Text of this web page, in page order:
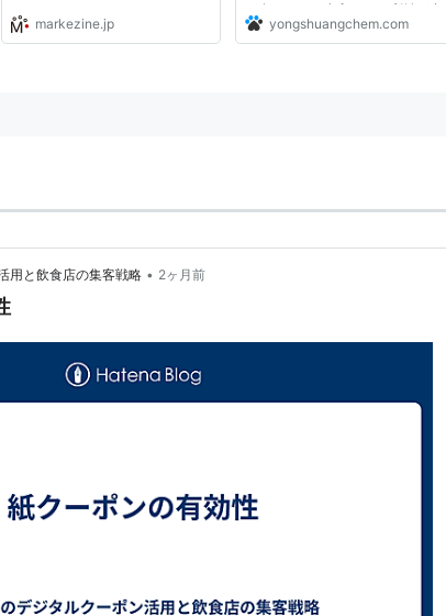
markezine.jp
法を解説しています。
が多いのか、参入しても利益が出
るのかどうかはもっとも知りたい
yongshuangchem.com
用と飲食店の集客戦略 • 2ヶ月前